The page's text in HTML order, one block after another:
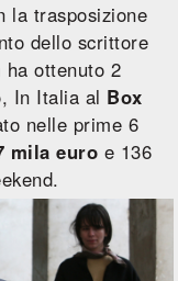
la trasposizione
dello scrittore
ottenuto 2
, In Italia al Box
nelle prime 6
mila euro e 136